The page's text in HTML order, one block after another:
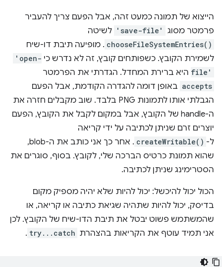
הייצוא של תמונה כמעט זהה, אבל הפעם צריך להעביר
פרמטר מסוג
'save-file' לשיטה
chooseFileSystemEntries() . מופיעה תיבת דו-שיח
לשמירת הקובץ. כשפותחים קובץ, זה לא נדרש כי 'open-
file' היא ברירת המחדל. הגדרתי את הפרמטר
accepts באופן דומה להגדרה הקודמת, אבל הפעם
הגבלתי אותו לתמונות PNG בלבד. שוב מקבלים חזרה את
ה-handle של הקובץ, אבל במקום לקבל את הקובץ, הפעם
יוצרים זרם שניתן לכתיבה על ידי קריאה
ל- createWritable()
. אחר כך אני כותב את ה-blob,
שהוא תמונת כרטיס הברכה שלי, לקובץ. בסוף, סוגרים את
הסטרימינג שניתן לכתיבה.
הכול יכול להיכשל: יכול להיות שלא יהיה מספיק מקום
בדיסק, יכול להיות שתהיה שגיאת כתיבה או קריאה, או
שהמשתמש פשוט יבטל את תיבת הדו-שיח של הקובץ. לכן
אני תמיד עוטף את הקריאות בהצהרת try...catch
.